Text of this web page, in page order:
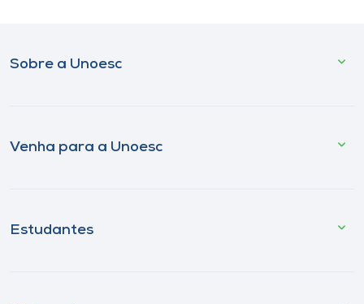
Sobre a Unoesc
Venha para a Unoesc
Estudantes